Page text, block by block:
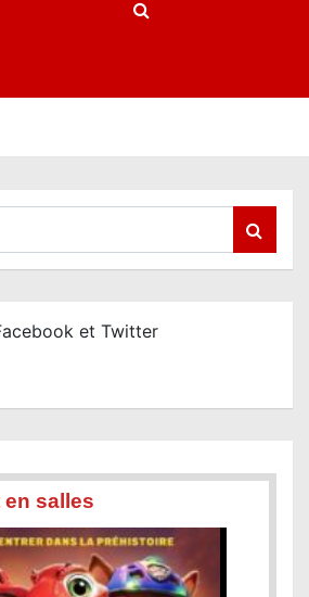
et Twitter
salles